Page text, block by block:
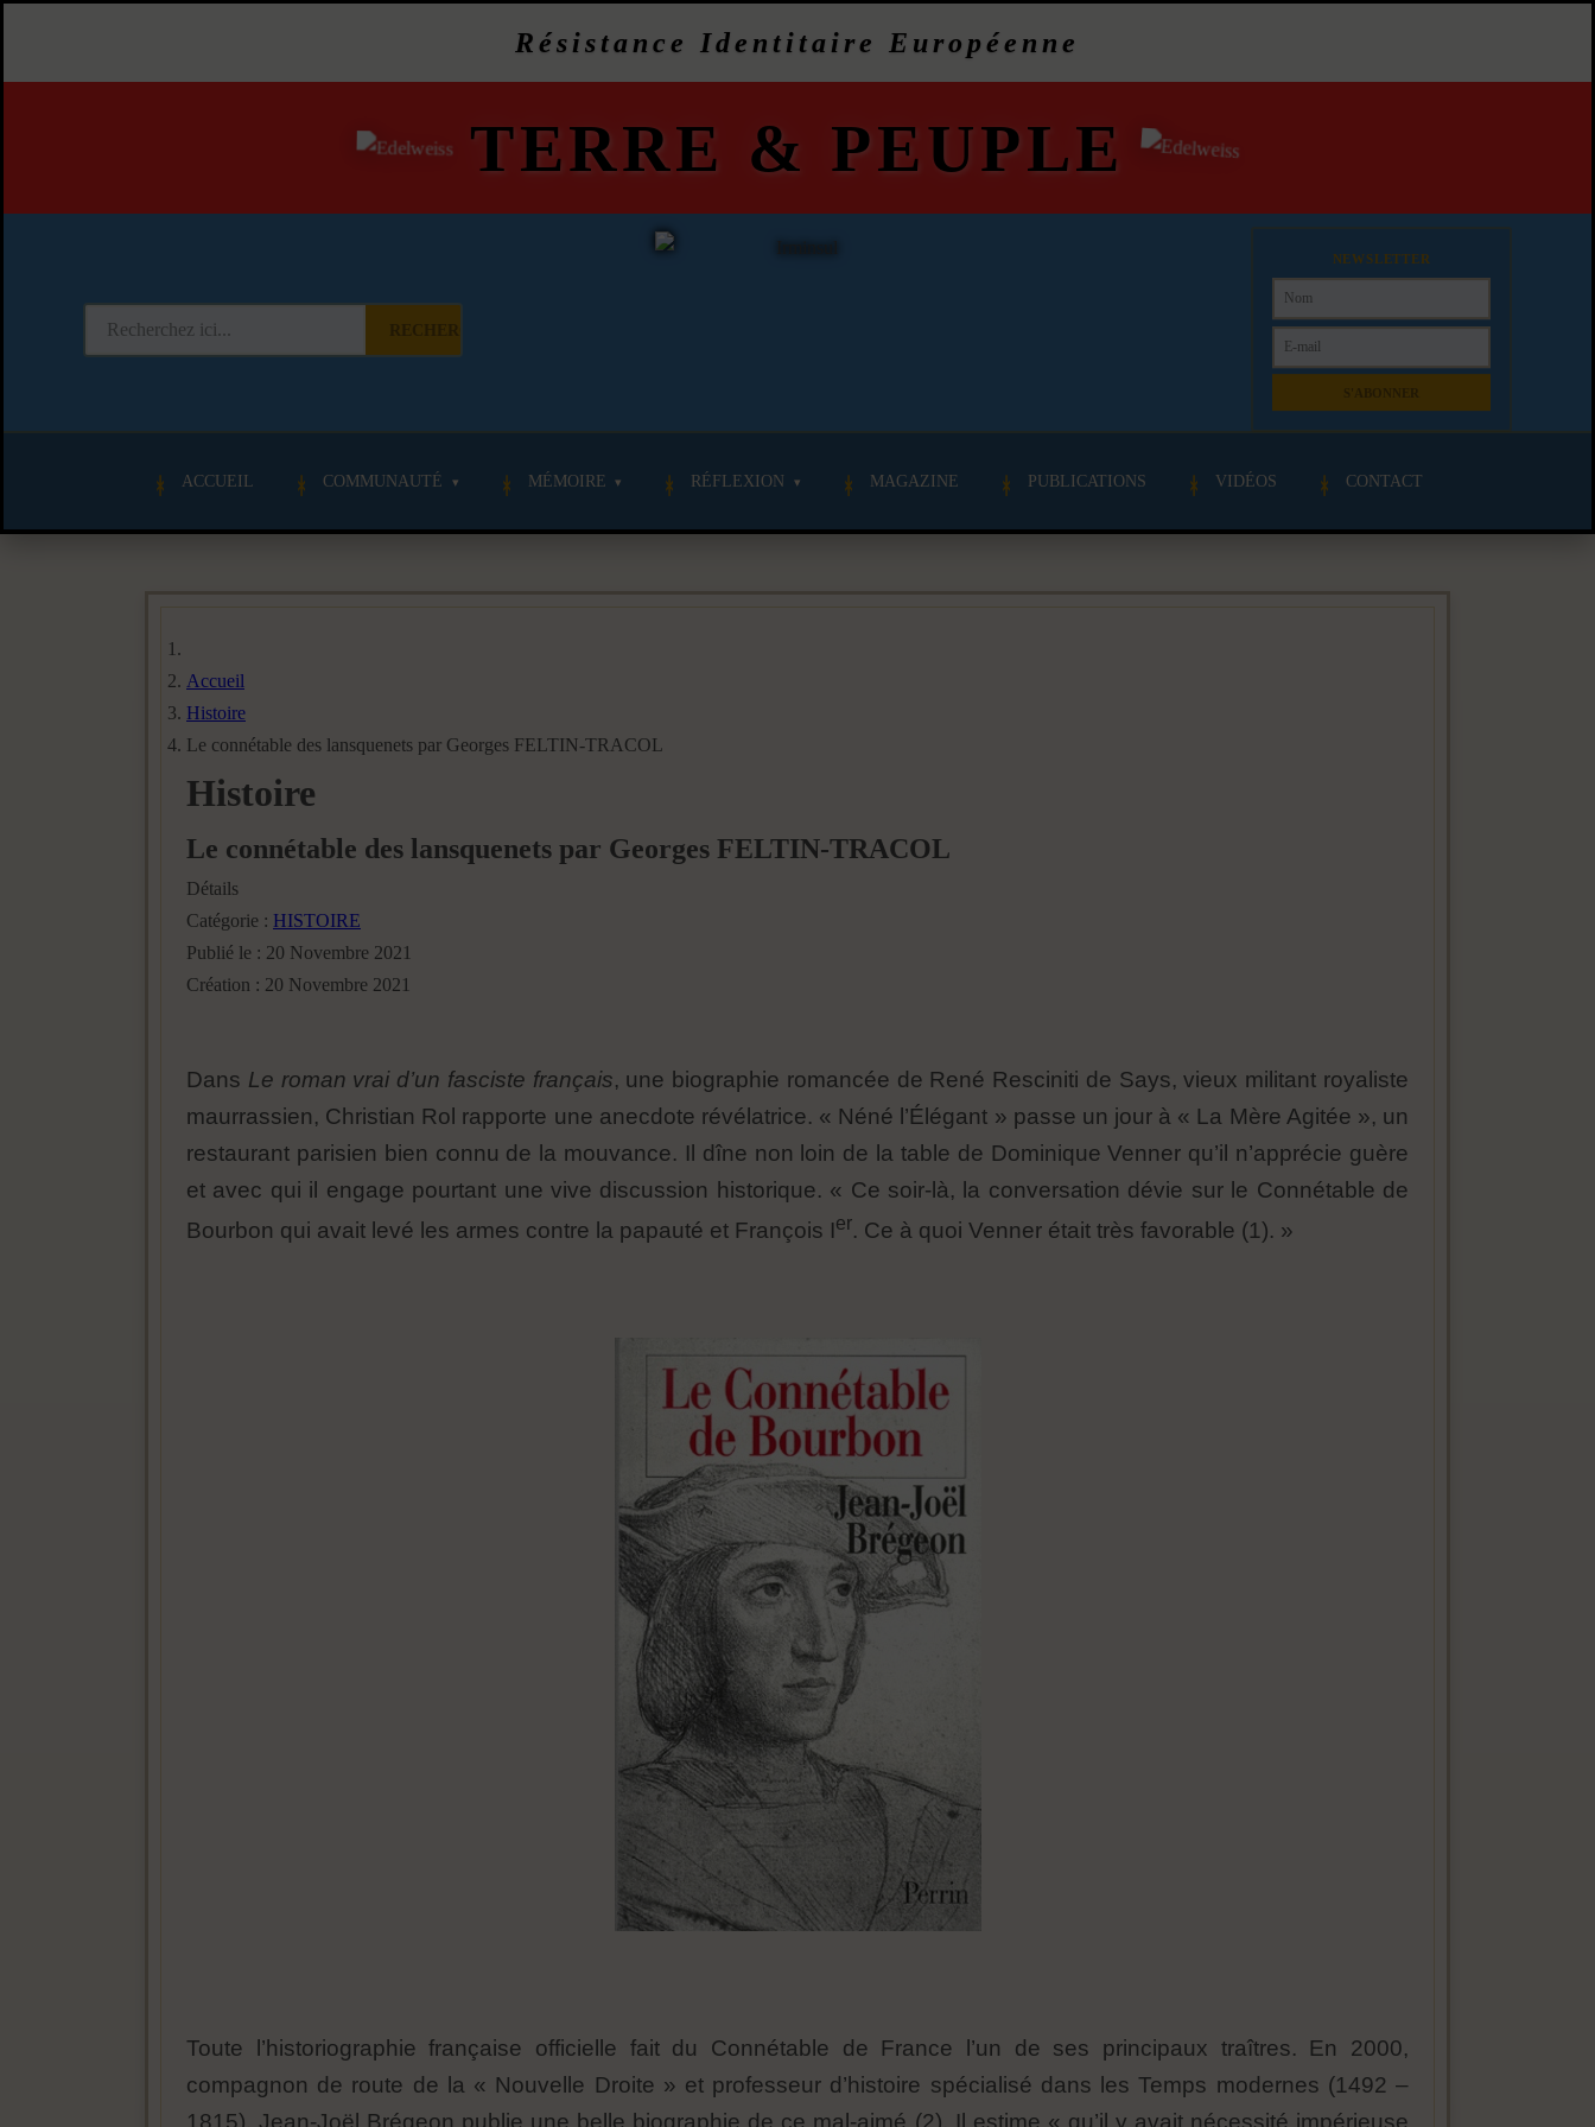
Résistance Identitaire Européenne
TERRE & PEUPLE
NEWSLETTER
ACCUEIL COMMUNAUTÉ MÉMOIRE RÉFLEXION MAGAZINE PUBLICATIONS VIDÉOS CONTACT
Accueil
Histoire
Le connétable des lansquenets par Georges FELTIN-TRACOL
Histoire
Le connétable des lansquenets par Georges FELTIN-TRACOL
Détails
Catégorie : HISTOIRE
Publié le : 20 Novembre 2021
Création : 20 Novembre 2021
Dans Le roman vrai d’un fasciste français, une biographie romancée de René Resciniti de Says, vieux militant royaliste
maurrassien, Christian Rol rapporte une anecdote révélatrice. « Néné l’Élégant » passe un jour à « La Mère Agitée », un
restaurant parisien bien connu de la mouvance. Il dîne non loin de la table de Dominique Venner qu’il n’apprécie guère
et avec qui il engage pourtant une vive discussion historique. « Ce soir-là, la conversation dévie sur le Connétable de
Bourbon qui avait levé les armes contre la papauté et François Ier. Ce à quoi Venner était très favorable (1). »
Toute l’historiographie française officielle fait du Connétable de France l’un de ses principaux traîtres. En 2000,
compagnon de route de la « Nouvelle Droite » et professeur d’histoire spécialisé dans les Temps modernes (1492 –
1815), Jean-Joël Brégeon publie une belle biographie de ce mal-aimé (2). Il estime « qu’il y avait nécessité impérieuse